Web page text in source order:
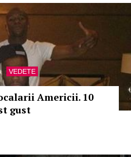
VEDETE
Americii. 10
gust